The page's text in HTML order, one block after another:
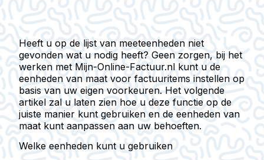
Heeft u op de lijst van meeteenheden niet
gevonden wat u nodig heeft? Geen zorgen, bij het
werken met Mijn-Online-Factuur.nl kunt u de
eenheden van maat voor factuuritems instellen op
basis van uw eigen voorkeuren. Het volgende
artikel zal u laten zien hoe u deze functie op de
juiste manier kunt gebruiken en de eenheden van
maat kunt aanpassen aan uw behoeften.
Welke eenheden kunt u gebruiken